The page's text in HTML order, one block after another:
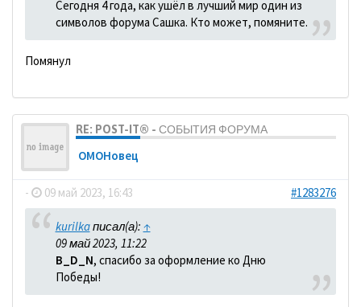
Сегодня 4 года, как ушёл в лучший мир один из
символов форума Сашка. Кто может, помяните.
Помянул
RE: POST-IT® - СОБЫТИЯ ФОРУМА
ОМОНовец
- 09 май 2023, 16:43 #1283276
kurilkaписал(а): ↑
09 май 2023, 11:22
B_D_N, спасибо за оформление ко Дню
Победы!